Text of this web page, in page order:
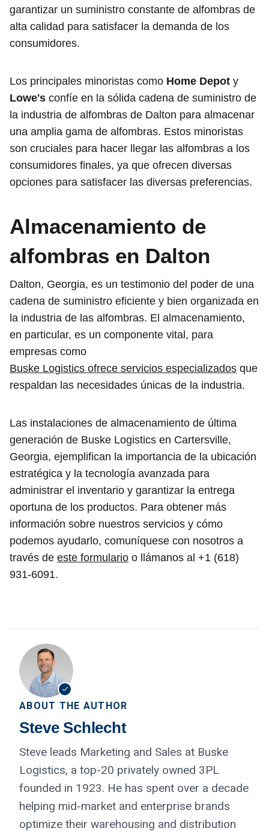
garantizar un suministro constante de alfombras de
alta calidad para satisfacer la demanda de los
consumidores.
Los principales minoristas como Home Depot y
Lowe's confíe en la sólida cadena de suministro de
la industria de alfombras de Dalton para almacenar
una amplia gama de alfombras. Estos minoristas
son cruciales para hacer llegar las alfombras a los
consumidores finales, ya que ofrecen diversas
opciones para satisfacer las diversas preferencias.
Almacenamiento de
alfombras en Dalton
Dalton, Georgia, es un testimonio del poder de una
cadena de suministro eficiente y bien organizada en
la industria de las alfombras. El almacenamiento,
en particular, es un componente vital, para
empresas como
Buske Logistics ofrece servicios especializados que
respaldan las necesidades únicas de la industria.
Las instalaciones de almacenamiento de última
generación de Buske Logistics en Cartersville,
Georgia, ejemplifican la importancia de la ubicación
estratégica y la tecnología avanzada para
administrar el inventario y garantizar la entrega
oportuna de los productos. Para obtener más
información sobre nuestros servicios y cómo
podemos ayudarlo, comuníquese con nosotros a
través de este formulario o llámanos al +1 (618)
931-6091.
ABOUT THE AUTHOR
Steve Schlecht
Steve leads Marketing and Sales at Buske
Logistics, a top-20 privately owned 3PL
founded in 1923. He has spent over a decade
helping mid-market and enterprise brands
optimize their warehousing and distribution